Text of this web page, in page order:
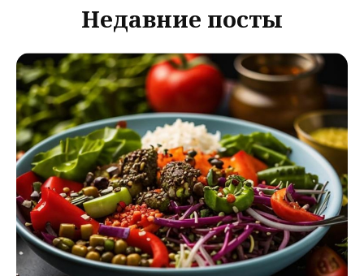
Недавние посты